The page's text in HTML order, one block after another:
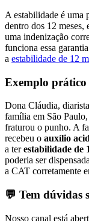
A estabilidade é uma
dentro dos 12 meses,
uma indenização
funciona essa
a estabilidade de 12
Exemplo prático
Dona Cláudia,
família em São
fraturou o punho. A
recebeu o auxílio
a terestabilidade de
poderia ser
a CAT corretamente
💬 Tem dúvidas
Nosso canal está